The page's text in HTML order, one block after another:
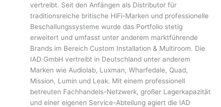
vertreibt. Seit den Anfängen als Distributor für
traditionsreiche britische HiFi-Marken und professionelle
Beschallungssysteme wurde das Portfolio stetig
erweitert und umfasst unter anderem marktführende
Brands im Bereich Custom Installation & Multiroom. Die
IAD GmbH vertreibt in Deutschland unter anderem
Marken wie Audiolab, Luxman, Wharfedale, Quad,
Mission, Lumin und Leak. Mit einem professionell
betreuten Fachhandels-Netzwerk, großer Lagerkapazität
und einer eigenen Service-Abteilung agiert die IAD